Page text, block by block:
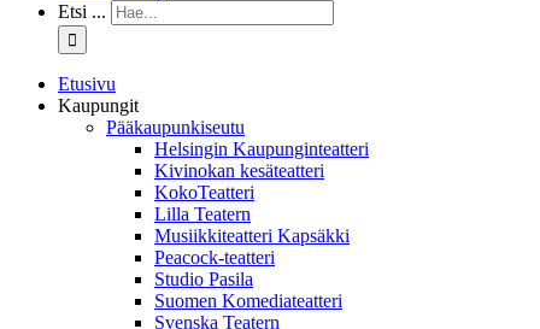
Etsi ...
Etusivu
Kaupungit
Pääkaupunkiseutu
Helsingin Kaupunginteatteri
Kivinokan kesäteatteri
KokoTeatteri
Lilla Teatern
Musiikkiteatteri Kapsäkki
Peacock-teatteri
Studio Pasila
Suomen Komediateatteri
Svenska Teatern